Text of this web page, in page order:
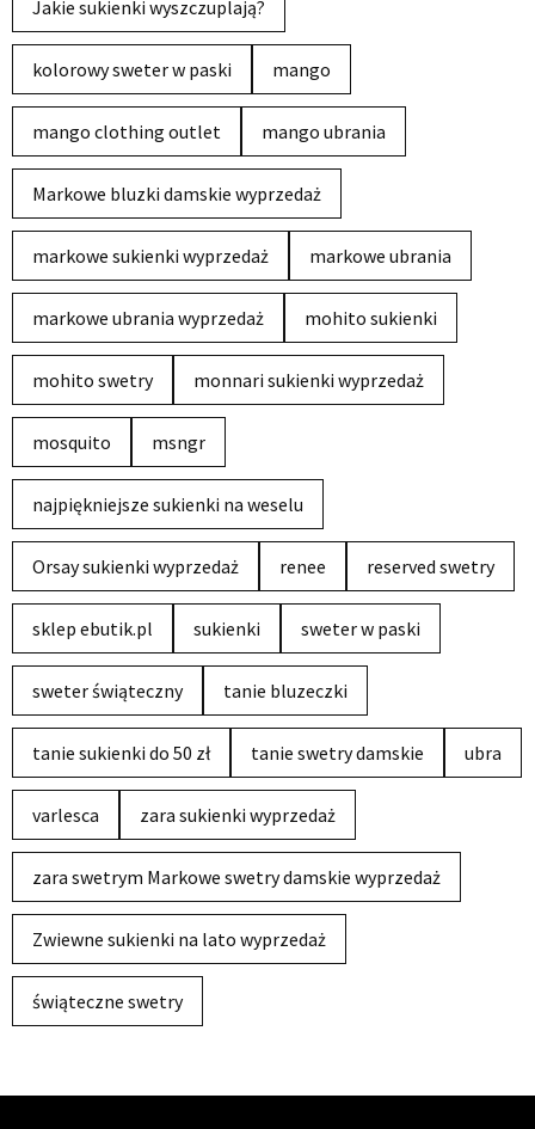
Jakie sukienki wyszczuplają?
kolorowy sweter w paski mango
mango clothing outlet mango ubrania
Markowe bluzki damskie wyprzedaż
markowe sukienki wyprzedaż markowe ubrania
markowe ubrania wyprzedaż mohito sukienki
mohito swetry monnari sukienki wyprzedaż
mosquito msngr
najpiękniejsze sukienki na weselu
Orsay sukienki wyprzedaż renee reserved swetry
sklep ebutik.pl sukienki sweter w paski
sweter świąteczny tanie bluzeczki
tanie sukienki do 50 zł tanie swetry damskie ubra
varlesca zara sukienki wyprzedaż
zara swetrym Markowe swetry damskie wyprzedaż
Zwiewne sukienki na lato wyprzedaż
świąteczne swetry